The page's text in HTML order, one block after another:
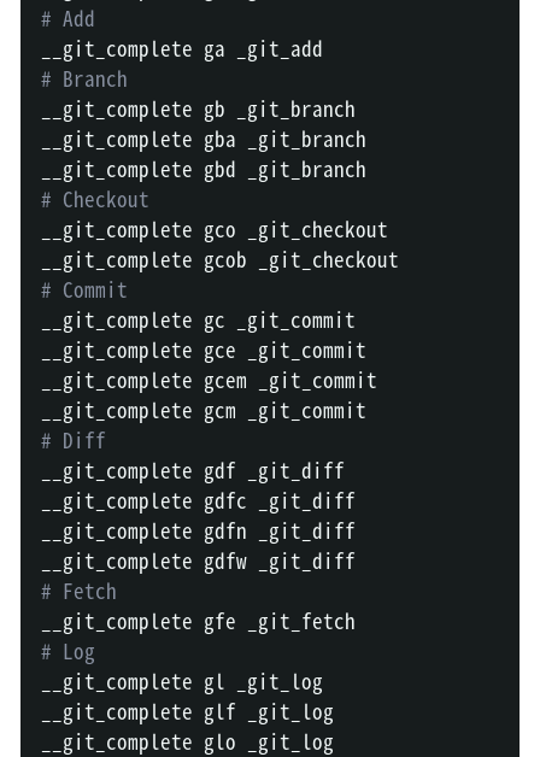
# Add
# Branch
__git_complete gb _git_branch
__git_complete gba _git_branch
# Checkout
__git_complete gco _git_checkout
# Commit
__git_complete gc _git_commit
__git_complete gce _git_commit
__git_complete gcem _git_commit
# Diff
__git_complete gdf _git_diff
__git_complete gdfc _git_diff
__git_complete gdfn _git_diff
# Fetch
# Log
__git_complete gl _git_log
__git_complete glf _git_log
__git_complete glo _git_log